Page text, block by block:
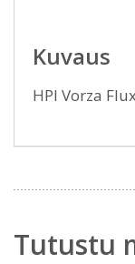
Kuvaus
HPI Vorza
Tutustu